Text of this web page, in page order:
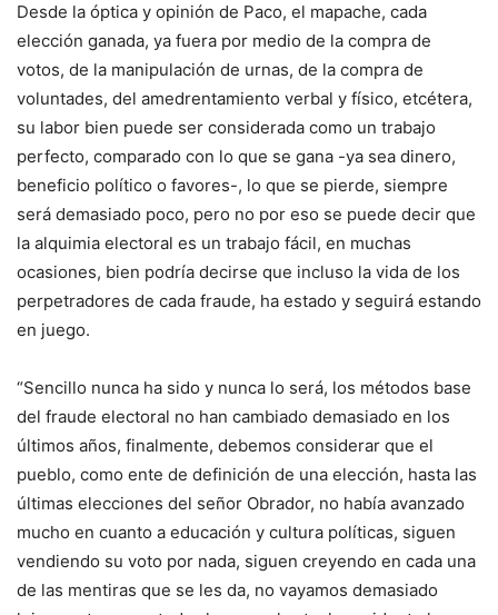
Desde la óptica y opinión de Paco, el mapache, cada
elección ganada, ya fuera por medio de la compra de
votos, de la manipulación de urnas, de la compra de
voluntades, del amedrentamiento verbal y físico, etcétera,
su labor bien puede ser considerada como un trabajo
perfecto, comparado con lo que se gana -ya sea dinero,
beneficio político o favores-, lo que se pierde, siempre
será demasiado poco, pero no por eso se puede decir que
la alquimia electoral es un trabajo fácil, en muchas
ocasiones, bien podría decirse que incluso la vida de los
perpetradores de cada fraude, ha estado y seguirá estando
en juego.
“Sencillo nunca ha sido y nunca lo será, los métodos base
del fraude electoral no han cambiado demasiado en los
últimos años, finalmente, debemos considerar que el
pueblo, como ente de definición de una elección, hasta las
últimas elecciones del señor Obrador, no había avanzado
mucho en cuanto a educación y cultura políticas, siguen
vendiendo su voto por nada, siguen creyendo en cada una
de las mentiras que se les da, no vayamos demasiado